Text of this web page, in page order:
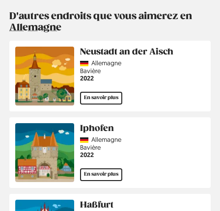
D'autres endroits que vous aimerez en
Allemagne
Neustadt an der Aisch
CountryAllemagne
Région
Bavière
Année
2022
En savoir plus
Iphofen
CountryAllemagne
Région
Bavière
Année
2022
En savoir plus
Haßfurt